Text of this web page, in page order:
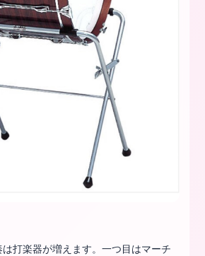
打楽器が増えます。一つ目はマーチ